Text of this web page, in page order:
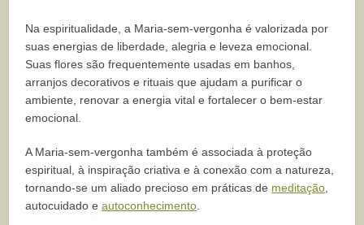
Na espiritualidade, a Maria-sem-vergonha é valorizada por
suas energias de liberdade, alegria e leveza emocional.
Suas flores são frequentemente usadas em banhos,
arranjos decorativos e rituais que ajudam a purificar o
ambiente, renovar a energia vital e fortalecer o bem-estar
emocional.
A Maria-sem-vergonha também é associada à proteção
espiritual, à inspiração criativa e à conexão com a natureza,
tornando-se um aliado precioso em práticas de meditação,
autocuidado eautoconhecimento.